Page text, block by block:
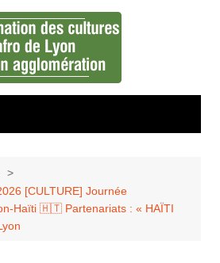
[CULTURE] Journée
Haïti 🇭🇹 Partenariats : « HAÏTI